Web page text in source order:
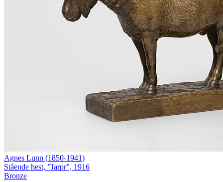
Agnes Lunn (1850-1941)
Stående hest, ”Jarpr”, 1916
Bronze